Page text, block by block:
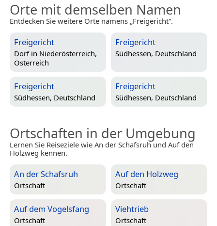
Orte mit demselben Namen
Entdecken Sie weitere Orte namens „Freigericht“.
Freigericht
Dorf in Niederösterreich,
Österreich
Freigericht
Südhessen, Deutschland
Freigericht
Südhessen, Deutschland
Freigericht
Südhessen, Deutschland
Ortschaften in der Umgebung
Lernen Sie Reiseziele wie An der Schafsruh und Auf den
Holzweg kennen.
An der Schafsruh
Ortschaft
Auf den Holzweg
Ortschaft
Auf dem Vogelsfang
Ortschaft
Viehtrieb
Ortschaft